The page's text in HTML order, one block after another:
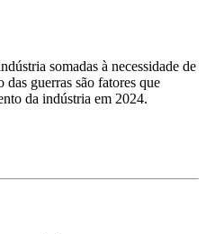
somadas à necessidade de
guerras são fatores que
da indústria em 2024.